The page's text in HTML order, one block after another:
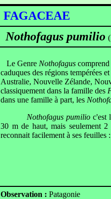
FAGACEAE
Nothofagus pumilio
Le Genre Nothofagus comprend
caduques des régions tempérées
Australie, Nouvelle Zélande,
classiquement dans la famille des
dans une famille à part, les
Nothofagus pumilio c'est
30 m de haut, mais seulement
reconnait facilement à ses feuilles
Observation : Patagonie